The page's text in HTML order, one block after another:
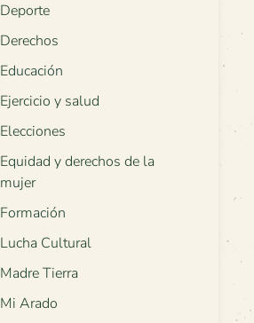
Deporte
Derechos
Educación
Ejercicio y salud
Elecciones
Equidad y derechos de la
mujer
Formación
Lucha Cultural
Madre Tierra
Mi Arado